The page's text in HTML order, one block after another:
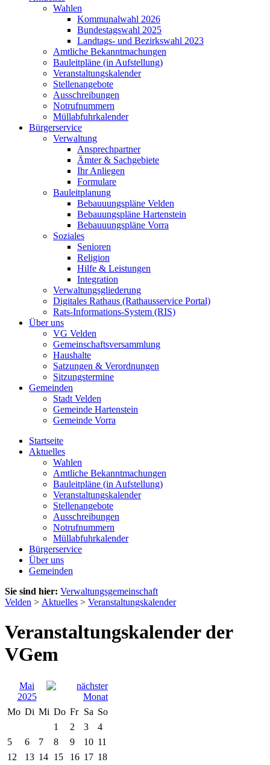
Wahlen
Kommunalwahl 2026
Bundestagswahl 2025
Landtags- und Bezirkswahl 2023
Amtliche Bekanntmachungen
Bauleitpläne (in Aufstellung)
Veranstaltungskalender
Stellenangebote
Ausschreibungen
Notrufnummern
Müllabfuhrkalender
Bürgerservice
Verwaltung
Ansprechpartner
Ämter & Sachgebiete
Ihr Anliegen
Formulare
Bauleitplanung
Bebauuungspläne Velden
Bebauungspläne Hartenstein
Bebauuungspläne Vorra
Soziales
Senioren
Religion
Hilfe & Leistungen
Integration
Verwaltungsgliederung
Digitales Rathaus (Rathausservice Portal)
Rats-Informations-System (RIS)
Über uns
VG Velden
Gemeinschaftsversammlung
Haushalte
Satzungen & Verordnungen
Sitzungstermine
Gemeinden
Stadt Velden
Gemeinde Hartenstein
Gemeinde Vorra
Startseite
Aktuelles
Wahlen
Amtliche Bekanntmachungen
Bauleitpläne (in Aufstellung)
Veranstaltungskalender
Stellenangebote
Ausschreibungen
Notrufnummern
Müllabfuhrkalender
Bürgerservice
Über uns
Gemeinden
Sie sind hier: Verwaltungsgemeinschaft
Velden > Aktuelles > Veranstaltungskalender
Veranstaltungskalender der
VGem
Mai
2025
Mo Di Mi Do Fr Sa So
1
2 3
4
5
6 7 8 9 10 11
12
13 14 15 16 17 18